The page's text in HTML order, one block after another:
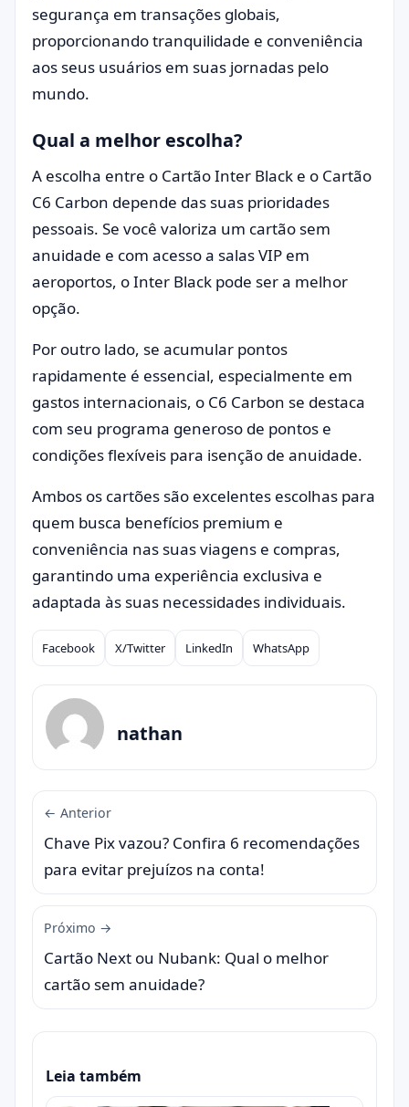
segurança em transações globais,
proporcionando tranquilidade e conveniência
aos seus usuários em suas jornadas pelo
mundo.
Qual a melhor escolha?
A escolha entre o Cartão Inter Black e o Cartão
C6 Carbon depende das suas prioridades
pessoais. Se você valoriza um cartão sem
anuidade e com acesso a salas VIP em
aeroportos, o Inter Black pode ser a melhor
opção.
Por outro lado, se acumular pontos
rapidamente é essencial, especialmente em
gastos internacionais, o C6 Carbon se destaca
com seu programa generoso de pontos e
condições flexíveis para isenção de anuidade.
Ambos os cartões são excelentes escolhas para
quem busca benefícios premium e
conveniência nas suas viagens e compras,
garantindo uma experiência exclusiva e
adaptada às suas necessidades individuais.
Compartilhar
Facebook X/Twitter LinkedIn WhatsApp
nathan
← Anterior
Chave Pix vazou? Confira 6 recomendações
para evitar prejuízos na conta!
Próximo →
Cartão Next ou Nubank: Qual o melhor
cartão sem anuidade?
Leia também